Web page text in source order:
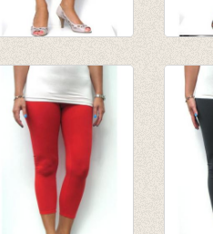
antraciet
€ 19,95
€ 6,95
€ 19,95
€ 6,95